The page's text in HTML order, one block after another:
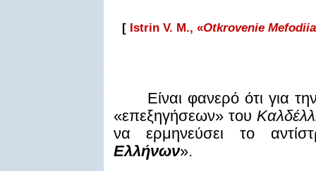
[ Istrin V. M., «Otkrovenie
Είναι φανερό ότι για
«επεξηγήσεων» του
να ερμηνεύσει το
Ελλήνων».